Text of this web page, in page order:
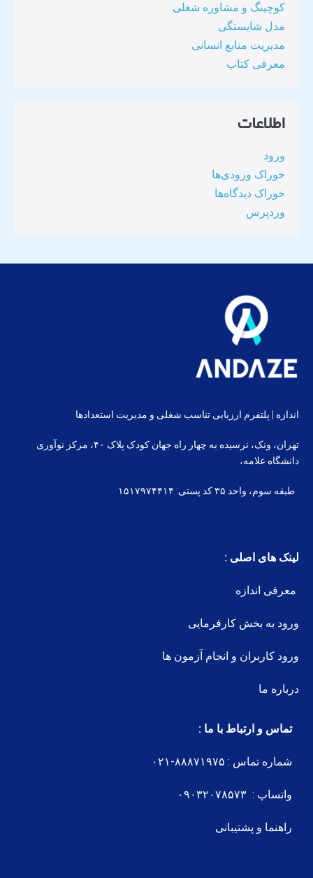
کوچینگ و مشاوره شغلی
مدل شایستگی
مدیریت منابع انسانی
معرفی کتاب
اطلاعات
ورود
خوراک ورودی‌ها
خوراک دیدگاه‌ها
وردپرس
اندازه | پلتفرم ارزیابی تناسب شغلی و مدیریت استعدادها
تهران، ونک، نرسیده به چهار راه جهان کودک پلاک ۴۰، مرکز نوآوری
دانشگاه علامه،
طبقه سوم، واحد ۳۵ کد پستی: ۱۵۱۷۹۷۴۴۱۴
لینک های اصلی :
معرفی اندازه
ورود به بخش کارفرمایی
ورود کاربران و انجام آزمون ها
درباره ما
تماس و ارتباط با ما :
شماره تماس : ۸۸۸۷۱۹۷۵-۰۲۱
واتساپ : ۰۹۰۳۲۰۷۸۵۷۳
راهنما و پشتیبانی